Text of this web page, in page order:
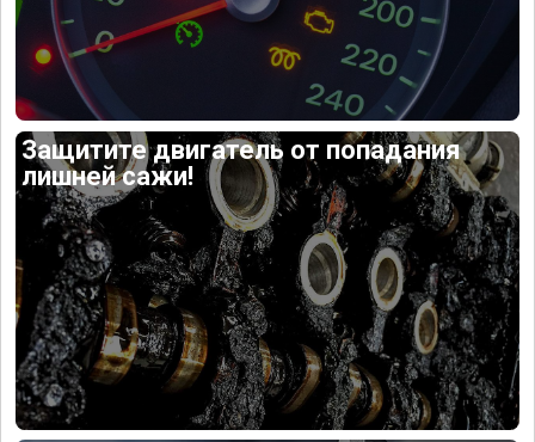
Защитите двигатель от попадания
лишней сажи!